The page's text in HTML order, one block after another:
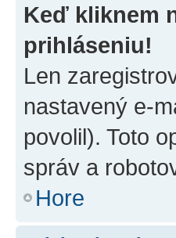
Keď kliknem
prihláseniu!
Len
nastavený e-
povolil). Toto
správ a
Hore